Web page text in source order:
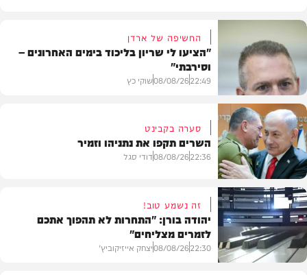
חדשות
החשיפה של ארדן
"הציעו לי שריון בליכוד בימים האחרונים –
וסירבתי"
22:49
08/08/26שוקי כץ
מדיני
סערה בקבינט
השרים תקפו את נתניהו וזמיר
22:36
08/08/26דודי סגל
זה נשמע טוב!
יהודה בורן: "התחרות לא תהפוך אתכם
לזמרים מצליחים"
22:30
08/08/26יצחק אייזיקוביץ'